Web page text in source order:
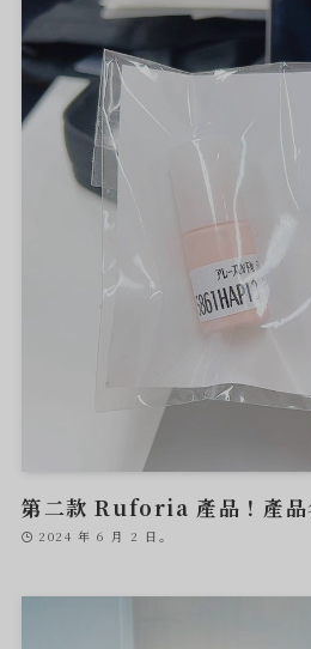
第二款 Ruforia 產品！產品
2024 年 6 月 2 日。